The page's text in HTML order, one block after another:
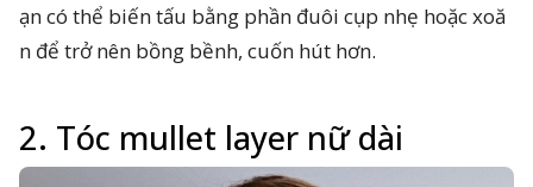
ạn có thể biến tấu bằng phần đuôi cụp nhẹ hoặc xoă
n để trở nên bồng bềnh, cuốn hút hơn.
2. Tóc mullet layer nữ dài